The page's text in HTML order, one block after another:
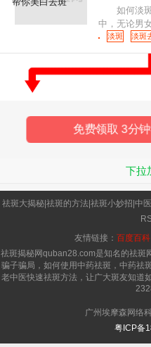
如何淡斑
中，无论男
不好看的及
有一张干净
淡斑 淡斑
免费领取 3分
下拉
祛斑大揭秘|祛斑的方法|祛斑小妙招|中
友情链接： 百度百科
祛斑揭秘网quban28.com是知名的祛斑
骗子骗局，如何使用中药祛斑，中药祛
老中医快速祛斑方法，让广大斑友知道
广州埃摩森网络
粤ICP备